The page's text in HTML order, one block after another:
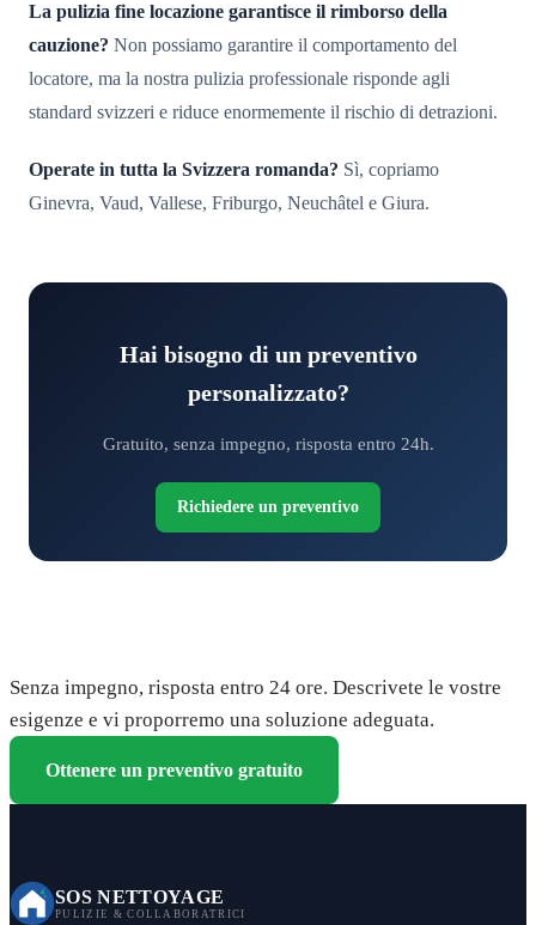
La pulizia fine locazione garantisce il rimborso della
cauzione? Non possiamo garantire il comportamento del
locatore, ma la nostra pulizia professionale risponde agli
standard svizzeri e riduce enormemente il rischio di detrazioni.
Operate in tutta la Svizzera romanda? Sì, copriamo
Ginevra, Vaud, Vallese, Friburgo, Neuchâtel e Giura.
Hai bisogno di un preventivo
personalizzato?
Gratuito, senza impegno, risposta entro 24h.
Richiedere un preventivo
Senza impegno, risposta entro 24 ore. Descrivete le vostre
esigenze e vi proporremo una soluzione adeguata.
Ottenere un preventivo gratuito
SOS NETTOYAGE
PULIZIE & COLLABORATRICI